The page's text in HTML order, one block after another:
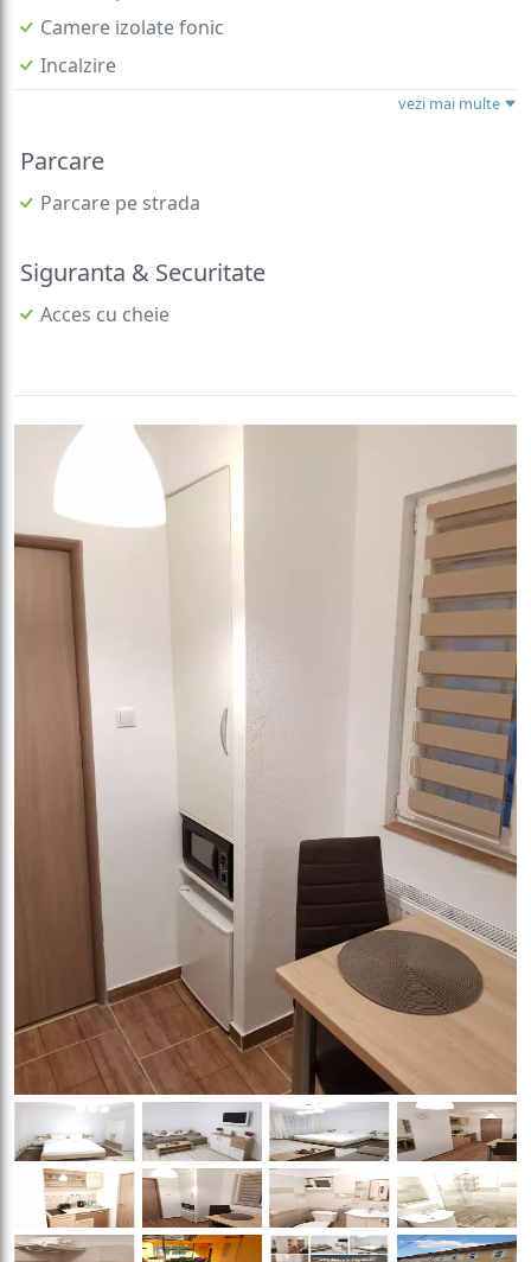
Camere izolate fonic
Incalzire
vezi mai multe
Parcare
Parcare pe strada
Siguranta & Securitate
Acces cu cheie